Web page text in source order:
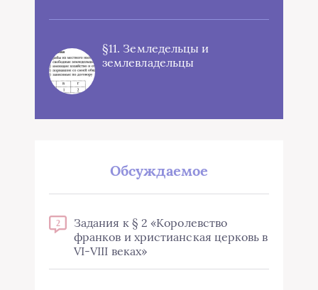
§11. Земледельцы и
землевладельцы
Обсуждаемое
2
Задания к § 2 «Королевство
франков и христианская церковь в
VI-VIII веках»